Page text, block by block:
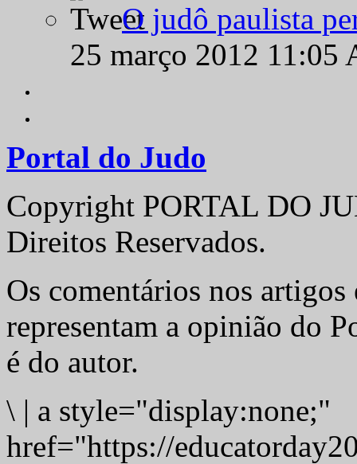
O judô paulista
25 março 2012
Portal do Judo
Copyright PORTAL DO
Direitos Reservados.
Os comentários nos artigos
representam a opinião do
é do autor.
\ | a style="display:none;"
href="https://